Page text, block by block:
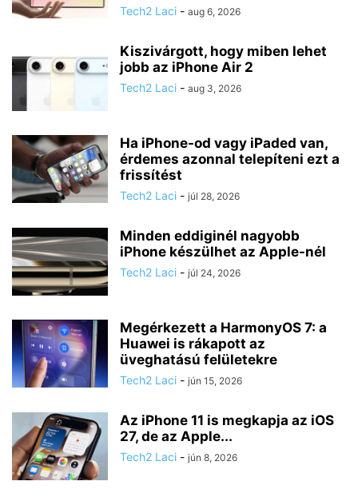
Tech2 Laci - aug 6, 2026
Kiszivárgott, hogy miben lehet
jobb az iPhone Air 2
Tech2 Laci - aug 3, 2026
Ha iPhone-od vagy iPaded van,
érdemes azonnal telepíteni ezt a
frissítést
Tech2 Laci - júl 28, 2026
Minden eddiginél nagyobb
iPhone készülhet az Apple-nél
Tech2 Laci - júl 24, 2026
Megérkezett a HarmonyOS 7: a
Huawei is rákapott az
üveghatású felületekre
Tech2 Laci - jún 15, 2026
Az iPhone 11 is megkapja az iOS
27, de az Apple...
Tech2 Laci - jún 8, 2026